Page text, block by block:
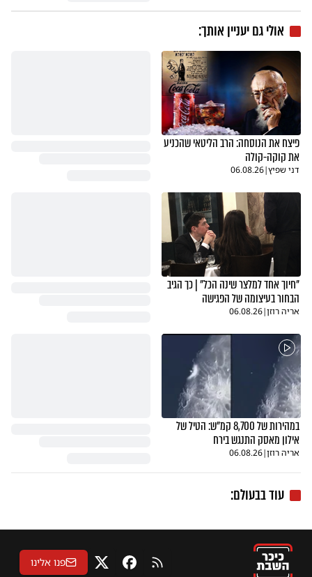
אולי גם יעניין אותך:
פיצח את הנוסחה: הרב הליטאי שהכניע
את קוקה-קולה
דני שפיץ|
06.08.26
"חיוך אחד למלצר שינה הכל" | כך הגיב
הבחור בעיצומה של הפגישה
אריה רוזן|
06.08.26
במהירות של 8,700 קמ"ש: הטיל של
אילון מאסק התנגש בירח
אריה רוזן|
06.08.26
עוד בבעולם:
RSS פייסבוקX פנו אלינו